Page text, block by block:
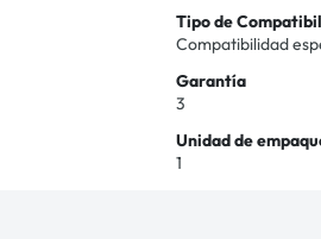
Tipo de
Compatibilidad
Garantía
3
Unidad de
1